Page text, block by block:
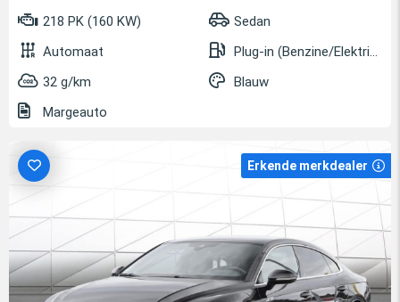
218 PK (160 KW)
Sedan
Automaat
Plug-in (Benzine/Elektrisch)
32 g/km
Blauw
Margeauto
Erkende merkdealer